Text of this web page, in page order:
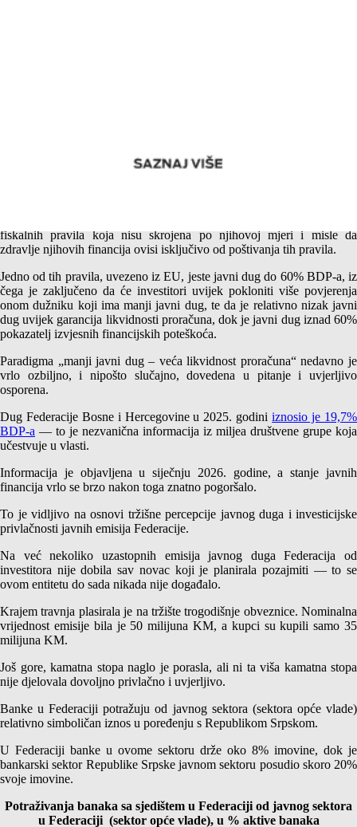
Jedno skriveno ekonomsko upozorenje za Republiku Srpsku –
fiskalnih pravila koja nisu skrojena po njihovoj mjeri i misle da
zdravlje njihovih financija ovisi isključivo od poštivanja tih pravila.
Jedno od tih pravila, uvezeno iz EU, jeste javni dug do 60% BDP-a, iz
čega je zaključeno da će investitori uvijek pokloniti više povjerenja
onom dužniku koji ima manji javni dug, te da je relativno nizak javni
dug uvijek garancija likvidnosti proračuna, dok je javni dug iznad 60%
pokazatelj izvjesnih financijskih poteškoća.
Paradigma „manji javni dug – veća likvidnost proračuna“ nedavno je
vrlo ozbiljno, i nipošto slučajno, dovedena u pitanje i uvjerljivo
osporena.
Dug Federacije Bosne i Hercegovine u 2025. godiniiznosio je 19,7%
BDP-a — to je nezvanična informacija iz miljea društvene grupe koja
učestvuje u vlasti.
Informacija je objavljena u siječnju 2026. godine, a stanje javnih
financija vrlo se brzo nakon toga znatno pogoršalo.
To je vidljivo na osnovi tržišne percepcije javnog duga i investicijske
privlačnosti javnih emisija Federacije.
Na već nekoliko uzastopnih emisija javnog duga Federacija od
investitora nije dobila sav novac koji je planirala pozajmiti — to se
ovom entitetu do sada nikada nije događalo.
Krajem travnja plasirala je na tržište trogodišnje obveznice. Nominalna
vrijednost emisije bila je 50 milijuna KM, a kupci su kupili samo 35
milijuna KM.
Još gore, kamatna stopa naglo je porasla, ali ni ta viša kamatna stopa
nije djelovala dovoljno privlačno i uvjerljivo.
Banke u Federaciji potražuju od javnog sektora (sektora opće vlade)
relativno simboličan iznos u poređenju s Republikom Srpskom.
U Federaciji banke u ovome sektoru drže oko 8% imovine, dok je
bankarski sektor Republike Srpske javnom sektoru posudio skoro 20%
svoje imovine.
Potraživanja banaka sa sjedištem u Federaciji od javnog sektora
u Federaciji (sektor opće vlade), u % aktive banaka